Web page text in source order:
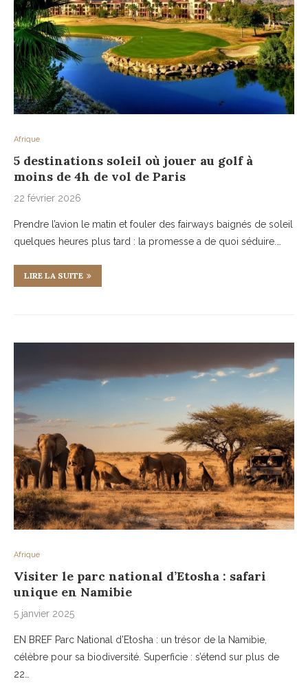
Afrique
5 destinations soleil où jouer au golf à
moins de 4h de vol de Paris
22 février 2026
Prendre l’avion le matin et fouler des fairways baignés de soleil
quelques heures plus tard : la promesse a de quoi séduire.…
LIRE LA SUITE
Afrique
Visiter le parc national d’Etosha : safari
unique en Namibie
5 janvier 2025
EN BREF Parc National d’Etosha : un trésor de la Namibie,
célèbre pour sa biodiversité. Superficie : s’étend sur plus de
22…